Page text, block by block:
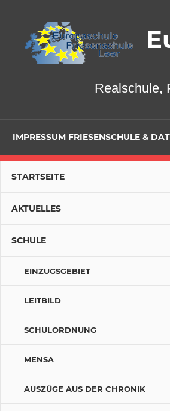
springen
Realschule,
IMPRESSUM FRIESENSCHULE &
STARTSEITE
AKTUELLES
SCHULE
EINZUGSGEBIET
LEITBILD
SCHULORDNUNG
MENSA
AUSZÜGE AUS DER CHRONIK